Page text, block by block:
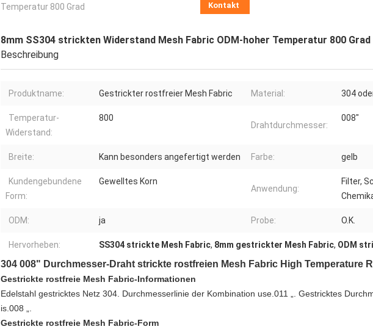
Temperatur 800 Grad
Kontakt
8mm SS304 strickten Widerstand Mesh Fabric ODM-hoher Temperatur 800 Grad
Beschreibung
Produktname: Gestrickter rostfreier Mesh Fabric Material: 304
Temperatur-
Widerstand:
800
Drahtdurchmesser:
008"
Breite: Kann besonders angefertigt werden Farbe: gelb
Kundengebundene
Form:
Gewelltes Korn
Anwendung:
Filter,
ODM: ja Probe: O.K.
Hervorheben: SS304 strickte Mesh Fabric, 8mm gestrickter Mesh Fabric, ODM
304 008" Durchmesser-Draht strickte rostfreien Mesh Fabric High Temperature
Gestrickte rostfreie Mesh Fabric-Informationen
Edelstahl gestricktes Netz 304. Durchmesserlinie der Kombination use.011 „. Gestricktes
is.008 „.
Gestrickte rostfreie Mesh Fabric-Form